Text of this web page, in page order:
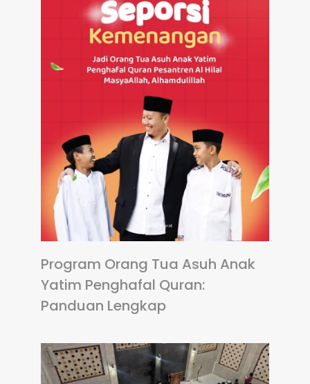
Program Orang Tua Asuh Anak
Yatim Penghafal Quran:
Panduan Lengkap